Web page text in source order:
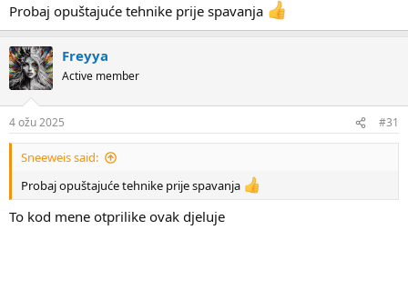
Probaj opuštajuće tehnike prije spavanja
Freyya
Active member
4 ožu 2025 #31
Sneeweis said:
Probaj opuštajuće tehnike prije spavanja
To kod mene otprilike ovak djeluje